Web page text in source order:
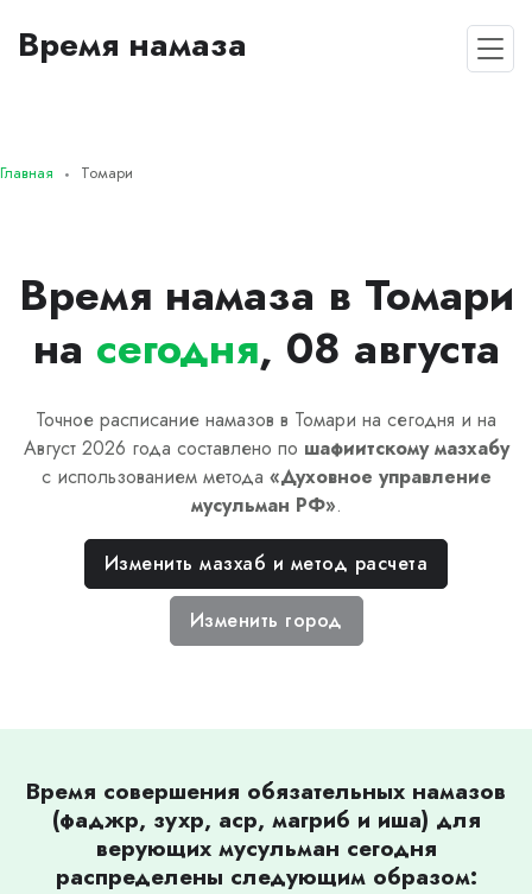
Время намаза
Главная Томари
Время намаза в Томари
на сегодня, 08 августа
Точное расписание намазов в Томари на сегодня и на
Август 2026 года составлено по шафиитскомумазхабу
с использованием метода «Духовное управление
мусульман РФ».
Изменить мазхаб и метод расчета
Изменить город
Время совершения обязательных намазов
(фаджр, зухр, аср, магриб и иша) для
верующих мусульман сегодня
распределены следующим образом: